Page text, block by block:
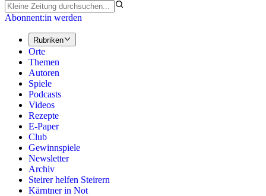
Abonnent:in werden
Rubriken
Orte
Themen
Autoren
Spiele
Podcasts
Videos
Rezepte
E-Paper
Club
Gewinnspiele
Newsletter
Archiv
Steirer helfen Steirern
Kärntner in Not